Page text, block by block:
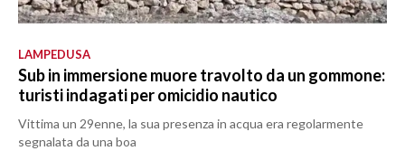
LAMPEDUSA
Sub in immersione muore travolto da un gommone:
turisti indagati per omicidio nautico
Vittima un 29enne, la sua presenza in acqua era regolarmente
segnalata da una boa